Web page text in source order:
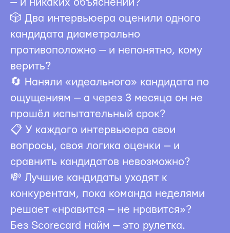
— и никаких объяснений?
🎲 Два интервьюера оценили одного
кандидата диаметрально
противоположно — и непонятно, кому
верить?
🔄 Наняли «идеального» кандидата по
ощущениям — а через 3 месяца он не
прошёл испытательный срок?
📋 У каждого интервьюера свои
вопросы, своя логика оценки — и
сравнить кандидатов невозможно?
💸 Лучшие кандидаты уходят к
конкурентам, пока команда неделями
решает «нравится — не нравится»?
Без Scorecard найм — это рулетка.